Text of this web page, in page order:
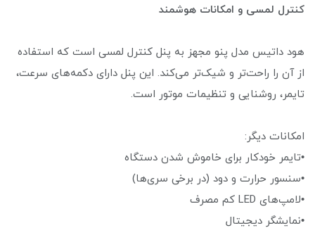
کنترل لمسی و امکانات هوشمند
هود داتیس مدل پنو مجهز به پنل کنترل لمسی است که استفاده
از آن را راحت‌تر و شیک‌تر می‌کند. این پنل دارای دکمه‌های سرعت،
تایمر، روشنایی و تنظیمات موتور است.
امکانات دیگر:
•تایمر خودکار برای خاموش شدن دستگاه
•سنسور حرارت و دود (در برخی سری‌ها)
•لامپ‌های LED کم مصرف
•نمایشگر دیجیتال